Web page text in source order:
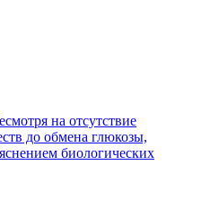
на отсутствие
до обмена глюкозы,
биологических